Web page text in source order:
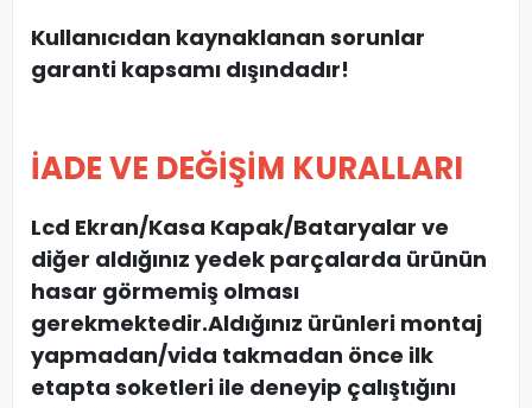
Kullanıcıdan kaynaklanan sorunlar
garanti kapsamı dışındadır!
İADE VE DEĞİŞİM KURALLARI
Lcd Ekran/Kasa Kapak/Bataryalar ve
diğer aldığınız yedek parçalarda ürünün
hasar görmemiş olması
gerekmektedir.Aldığınız ürünleri montaj
yapmadan/vida takmadan önce ilk
etapta soketleri ile deneyip çalıştığını